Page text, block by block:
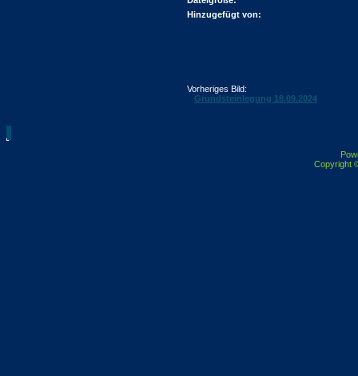
Hinzugefügt von:
Vorheriges Bild:
Grundsteinlegung 18.09.2024
Copyright